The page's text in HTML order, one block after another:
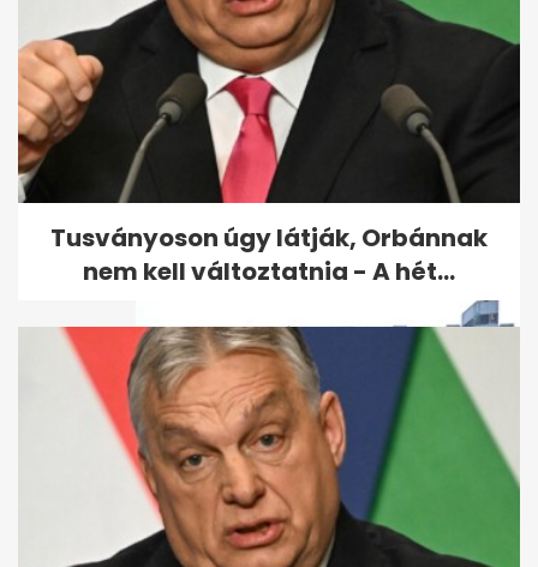
Az EU engedélyezte a
Budapest Airport Holding
felvásárlását
Tusványoson úgy látják, Orbánnak
nem kell változtatnia - A hét...